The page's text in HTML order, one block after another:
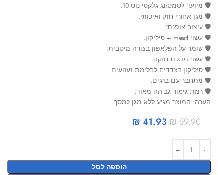
🛡 מיועד לסמסונג גלקסי נוט 10.
🛡 מגן אחורי חזק ואיכותי.
🛡 עיצוב אופנתי.
🛡 עשוי meatl + סיליקון.
🛡 שומר על הפלאפון בצורה מיטבית.
🛡 עשוי מתכת חזקה.
🛡 סיליקון בצדדים לבלימת זעזועים.
🛡 מתחבר עם ברגים.
🛡 רמת גימור גבוהה מאוד.
הערה: המוצר מגיע ללא מגן למסך.
₪59.90
₪ 41.93
הוספה לסל